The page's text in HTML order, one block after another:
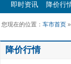
即时资讯 降价行
您现在的位置： 车市首页 »
降价行情